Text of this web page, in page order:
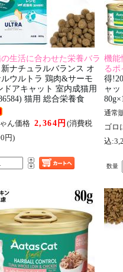
生活に合わせた栄養バラ
新ナチュラルバランス オ
ルウルトラ 鶏肉&サーモ
ドアキャット 室内成猫用
猫用 総合栄養食
ん価格 2,364円 (消費税
円)
機能
るポ
得
ャ
通常
ゴロ
込
数量